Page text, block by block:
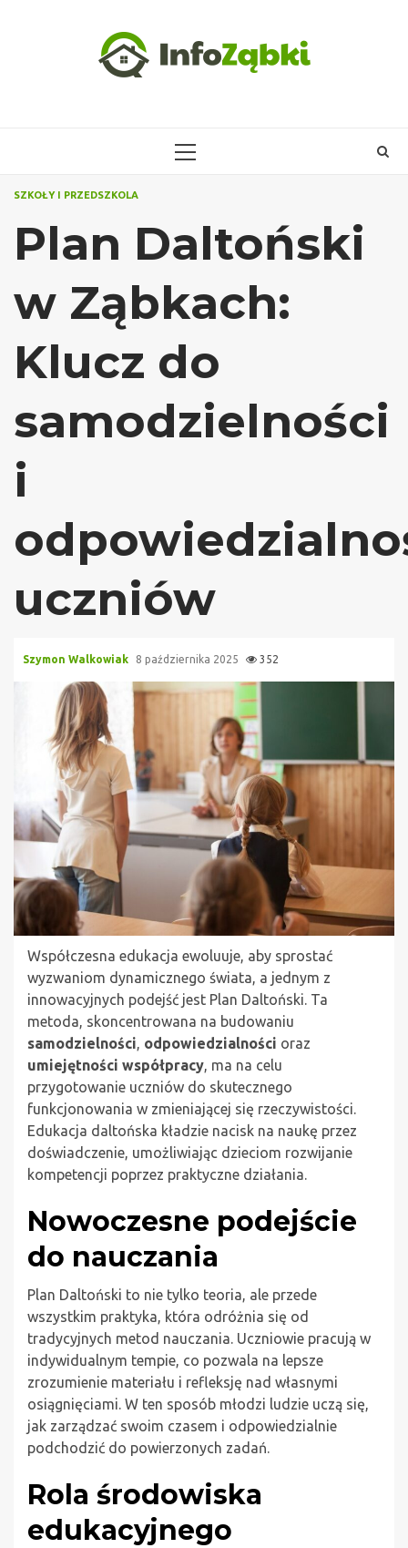
PRIMARY
SZKOŁY I PRZEDSZKOLA
Plan Daltoński
w Ząbkach:
Klucz do
samodzielności
i
uczniów
Szymon Walkowiak 8 października 2025 352
Współczesna edukacja ewoluuje, aby sprostać
wyzwaniom dynamicznego świata, a jednym z
innowacyjnych podejść jest Plan Daltoński. Ta
metoda, skoncentrowana na budowaniu
samodzielności, odpowiedzialności oraz
umiejętności współpracy, ma na celu
przygotowanie uczniów do skutecznego
funkcjonowania w zmieniającej się rzeczywistości.
Edukacja daltońska kładzie nacisk na naukę przez
doświadczenie, umożliwiając dzieciom rozwijanie
kompetencji poprzez praktyczne działania.
Nowoczesne podejście
do nauczania
Plan Daltoński to nie tylko teoria, ale przede
wszystkim praktyka, która odróżnia się od
tradycyjnych metod nauczania. Uczniowie pracują w
indywidualnym tempie, co pozwala na lepsze
zrozumienie materiału i refleksję nad własnymi
osiągnięciami. W ten sposób młodzi ludzie uczą się,
jak zarządzać swoim czasem i odpowiedzialnie
podchodzić do powierzonych zadań.
Rola środowiska
edukacyjnego